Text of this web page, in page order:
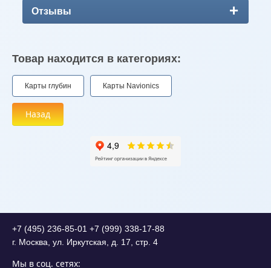
Отзывы
Товар находится в категориях:
Карты глубин Карты Navionics
Назад
+7 (495) 236-85-01 +7 (999) 338-17-88
г. Москва, ул. Иркутская, д. 17, стр. 4
Мы в соц. сетях: